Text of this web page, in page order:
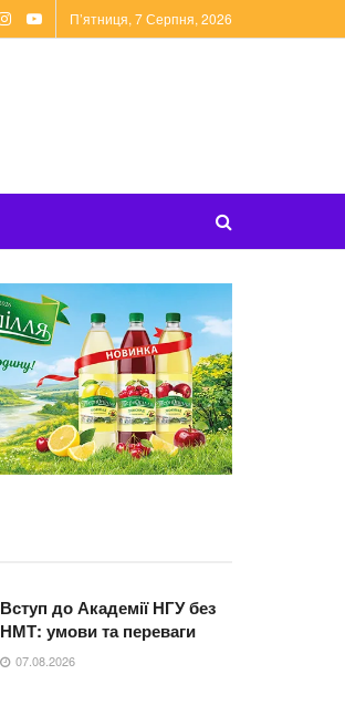
П’ятниця, 7 Серпня, 2026
Вступ до Академії НГУ без
НМТ: умови та переваги
07.08.2026